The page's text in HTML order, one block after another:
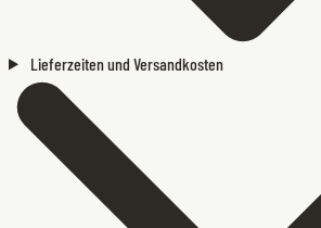
Lieferzeiten und Versandkosten